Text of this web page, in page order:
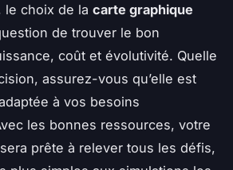
le choix de la carte graphique
de trouver le bon
coût et évolutivité. Quelle
assurez-vous qu’elle est
à vos besoins
les bonnes ressources, votre
sera prête à relever tous les défis,